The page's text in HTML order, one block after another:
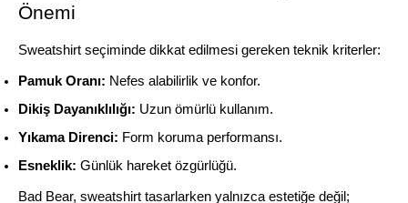
Önemi
Sweatshirt seçiminde dikkat edilmesi gereken teknik kriterler:
Pamuk Oranı: Nefes alabilirlik ve konfor.
Dikiş Dayanıklılığı: Uzun ömürlü kullanım.
Yıkama Direnci: Form koruma performansı.
Esneklik: Günlük hareket özgürlüğü.
Bad Bear, sweatshirt tasarlarken yalnızca estetiğe değil;